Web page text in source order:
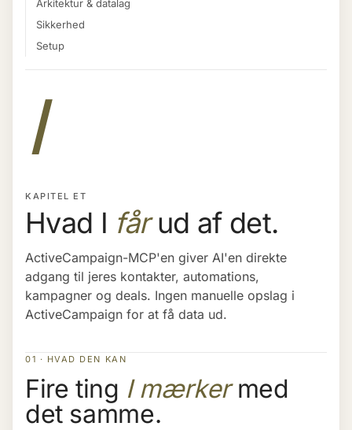
Arkitektur & datalag
Sikkerhed
Setup
I
KAPITEL ET
Hvad I fårud af det.
ActiveCampaign-MCP'en giver AI'en direkte
adgang til jeres kontakter, automations,
kampagner og deals. Ingen manuelle opslag i
ActiveCampaign for at få data ud.
01 · HVAD DEN KAN
Fire ting I mærkermed
det samme.